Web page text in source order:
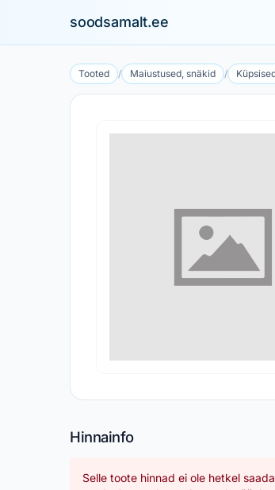
soodsamalt.ee
Tooted / Maiustused, snäkid /
Hinnainfo
Selle toote hinnad ei ole hetkel